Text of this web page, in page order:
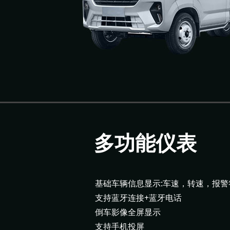
多功能仪表
基础车辆信息显示:车速，转速，报
支持蓝牙连接+蓝牙电话
倒车影像全屏显示
支持手机投屏